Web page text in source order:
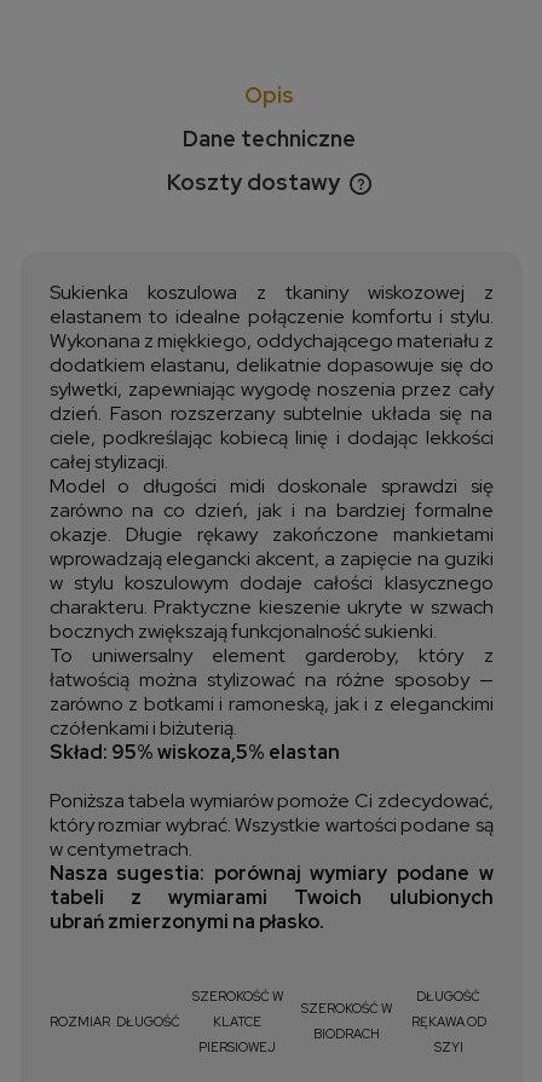
Opis
Dane techniczne
Koszty dostawy
Cena nie zawiera ewentualnych kosztów płatności
Sukienka koszulowa z tkaniny wiskozowej z
elastanem to idealne połączenie komfortu i stylu.
Wykonana z miękkiego, oddychającego materiału z
dodatkiem elastanu, delikatnie dopasowuje się do
sylwetki, zapewniając wygodę noszenia przez cały
dzień. Fason rozszerzany subtelnie układa się na
ciele, podkreślając kobiecą linię i dodając lekkości
całej stylizacji.
Model o długości midi doskonale sprawdzi się
zarówno na co dzień, jak i na bardziej formalne
okazje. Długie rękawy zakończone mankietami
wprowadzają elegancki akcent, a zapięcie na guziki
w stylu koszulowym dodaje całości klasycznego
charakteru. Praktyczne kieszenie ukryte w szwach
bocznych zwiększają funkcjonalność sukienki.
To uniwersalny element garderoby, który z
łatwością można stylizować na różne sposoby —
zarówno z botkami i ramoneską, jak i z eleganckimi
czółenkami i biżuterią.
Skład: 95% wiskoza,5% elastan
Poniższa tabela wymiarów pomoże Ci zdecydować,
który rozmiar wybrać. Wszystkie wartości podane są
w centymetrach.
Nasza sugestia: porównaj wymiary podane w
tabeli z wymiarami Twoich ulubionych
ubrań zmierzonymi na płasko.
ROZMIAR DŁUGOŚĆ
SZEROKOŚĆ W
KLATCE
PIERSIOWEJ
SZEROKOŚĆ W
BIODRACH
DŁUGOŚĆ
RĘKAWA OD
SZYI